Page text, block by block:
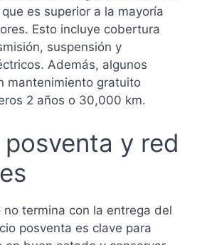
es superior a la mayoría
Esto incluye cobertura
suspensión y
Además, algunos
mantenimiento gratuito
2 años o 30,000 km.
y red
no termina con la entrega del
posventa es clave para